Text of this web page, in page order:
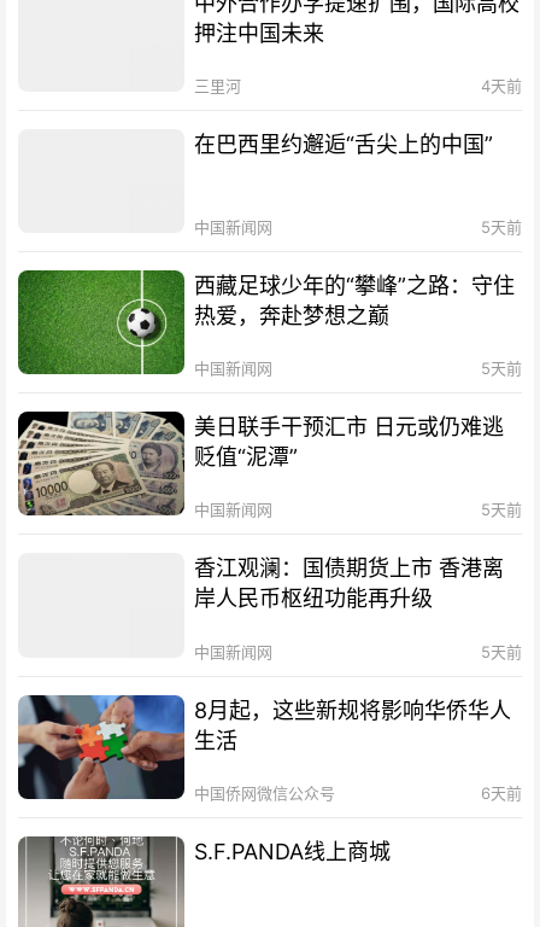
押注中国未来
三里河 4天前
在巴西里约邂逅“舌尖上的中国”
中国新闻网 5天前
西藏足球少年的“攀峰”之路：守住
热爱，奔赴梦想之巅
中国新闻网 5天前
美日联手干预汇市 日元或仍难逃
贬值“泥潭”
中国新闻网 5天前
香江观澜：国债期货上市 香港离
岸人民币枢纽功能再升级
中国新闻网 5天前
8月起，这些新规将影响华侨华人
生活
中国侨网微信公众号 6天前
S.F.PANDA线上商城